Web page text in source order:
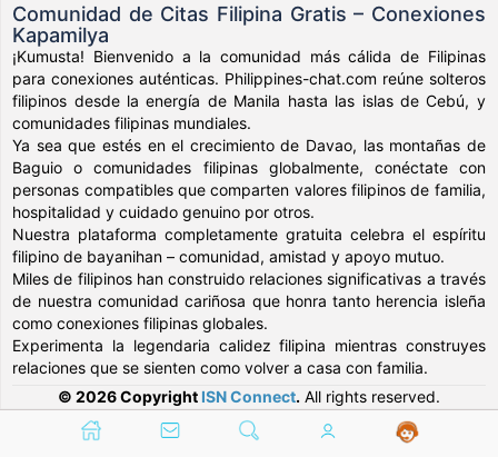
Comunidad de Citas Filipina Gratis – Conexiones
Kapamilya
¡Kumusta! Bienvenido a la comunidad más cálida de Filipinas
para conexiones auténticas. Philippines-chat.com reúne solteros
filipinos desde la energía de Manila hasta las islas de Cebú, y
comunidades filipinas mundiales.
Ya sea que estés en el crecimiento de Davao, las montañas de
Baguio o comunidades filipinas globalmente, conéctate con
personas compatibles que comparten valores filipinos de familia,
hospitalidad y cuidado genuino por otros.
Nuestra plataforma completamente gratuita celebra el espíritu
filipino de bayanihan – comunidad, amistad y apoyo mutuo.
Miles de filipinos han construido relaciones significativas a través
de nuestra comunidad cariñosa que honra tanto herencia isleña
como conexiones filipinas globales.
Experimenta la legendaria calidez filipina mientras construyes
relaciones que se sienten como volver a casa con familia.
© 2026 Copyright ISN Connect. All rights reserved.